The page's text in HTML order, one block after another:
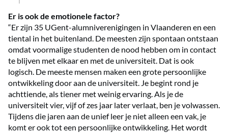
Er is ook de emotionele factor?
“Er zijn 35 UGent-alumniverenigingen in Vlaanderen en een
tiental in het buitenland. De meesten zijn spontaan ontstaan
omdat voormalige studenten de nood hebben om in contact
te blijven met elkaar en met de universiteit. Dat is ook
logisch. De meeste mensen maken een grote persoonlijke
ontwikkeling door aan de universiteit. Je begint rond je
achttiende, als tiener met weinig ervaring. Als je de
universiteit vier, vijf of zes jaar later verlaat, ben je volwassen.
Tijdens die jaren aan de unief leer je niet alleen een vak, je
komt er ook tot een persoonlijke ontwikkeling. Het wordt